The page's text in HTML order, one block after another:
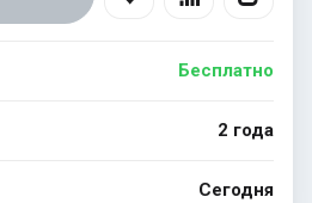
Бесплатно
2 года
Сегодня